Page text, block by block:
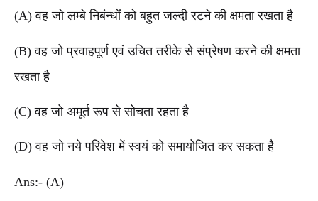
(A) वह जो लम्बे निबंन्धों को बहुत जल्दी रटने की क्षमता रखता है
(B) वह जो प्रवाहपूर्ण एवं उचित तरीके से संप्रेषण करने की क्षमता
रखता है
(C) वह जो अमूर्त रूप से सोचता रहता है
(D) वह जो नये परिवेश में स्वयं को समायोजित कर सकता है
Ans:- (A)